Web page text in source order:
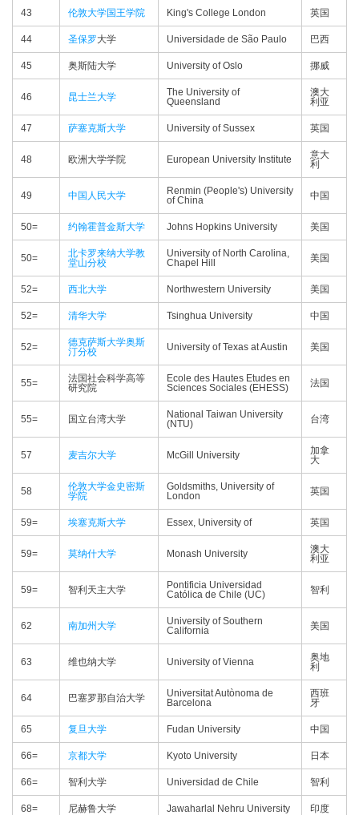
43 伦敦大学国王学院 King's College London 英国
44 圣保罗大学 Universidade de São Paulo 巴西
45 奥斯陆大学 University of Oslo 挪威
46 昆士兰大学
The University of
Queensland
澳大
利亚
47 萨塞克斯大学 University of Sussex 英国
48 欧洲大学学院 European University Institute
意大
利
49 中国人民大学
Renmin (People's) University
of China
中国
50= 约翰霍普金斯大学 Johns Hopkins University 美国
50=
北卡罗来纳大学教
堂山分校
University of North Carolina,
Chapel Hill
美国
52= 西北大学 Northwestern University 美国
52= 清华大学 Tsinghua University 中国
52=
德克萨斯大学奥斯
汀分校
University of Texas at Austin 美国
55=
法国社会科学高等
研究院
Ecole des Hautes Etudes en
Sciences Sociales (EHESS)
法国
55= 国立台湾大学
National Taiwan University
(NTU)
台湾
57 麦吉尔大学 McGill University
加拿
大
58
伦敦大学金史密斯
学院
Goldsmiths, University of
London
英国
59= 埃塞克斯大学 Essex, University of 英国
59= 莫纳什大学 Monash University
澳大
利亚
59= 智利天主大学
Pontificia Universidad
Católica de Chile (UC)
智利
62 南加州大学
University of Southern
California
美国
63 维也纳大学 University of Vienna
奥地
利
64 巴塞罗那自治大学
Universitat Autònoma de
Barcelona
西班
牙
65 复旦大学 Fudan University 中国
66= 京都大学 Kyoto University 日本
66= 智利大学 Universidad de Chile 智利
68= 尼赫鲁大学 Jawaharlal Nehru University 印度